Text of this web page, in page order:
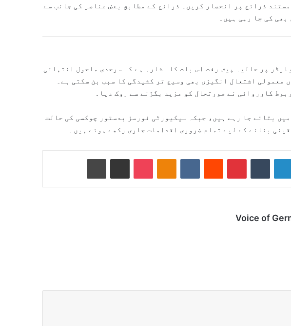
ذرائع پر انحصار کریں۔ ذرائع کے مطابق بعض عناصر کی جانب سے
کی جا رہی ہیں۔
پر حالیہ پیش رفت اس بات کا اشارہ ہے کہ سرحدی ماحول انتہائی
معمولی اشتعال انگیزی بھی وسیع تر کشیدگی کا سبب بن سکتی ہے۔
کارروائی نے صورتحال کو مزید بگڑنے سے روک دیا۔
بتائے جا رہے ہیں، جبکہ سیکیورٹی فورسز بدستور چوکسی کی حالت
بنانے کے لیے تمام ضروری اقدامات جاری رکھے ہوئے ہیں۔
LinkedIn
VKontakte ای میل کے ذریعے شیئر کریں
Voice of